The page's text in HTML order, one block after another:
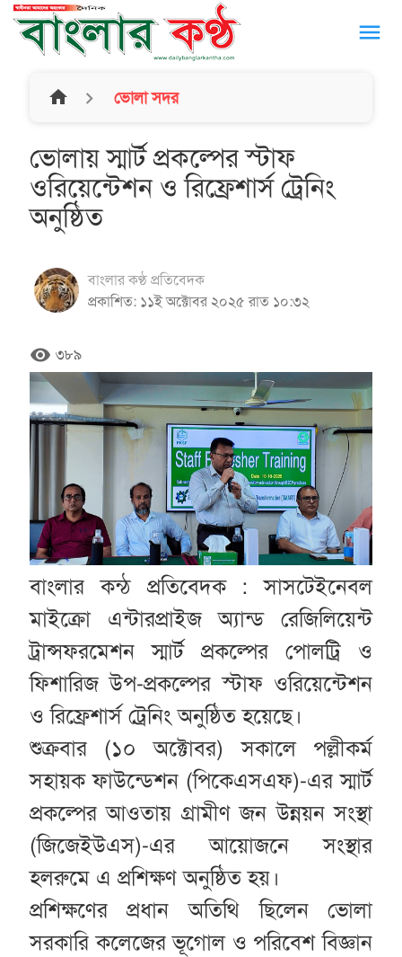
menu
home ভোলা সদর
ভোলায় স্মার্ট প্রকল্পের স্টাফ
ওরিয়েন্টেশন ও রিফ্রেশার্স ট্রেনিং
অনুষ্ঠিত
বাংলার কণ্ঠ প্রতিবেদক
প্রকাশিত: ১১ই অক্টোবর ২০২৫ রাত ১০:৩২
remove_red_eye ৩৮৯
বাংলার কন্ঠ প্রতিবেদক : সাসটেইনেবল
মাইক্রো এন্টারপ্রাইজ অ্যান্ড রেজিলিয়েন্ট
ট্রান্সফরমেশন স্মার্ট প্রকল্পের পোলট্রি ও
ফিশারিজ উপ-প্রকল্পের স্টাফ ওরিয়েন্টেশন
ও রিফ্রেশার্স ট্রেনিং অনুষ্ঠিত হয়েছে।
শুক্রবার (১০ অক্টোবর) সকালে পল্লীকর্ম
সহায়ক ফাউন্ডেশন (পিকেএসএফ)-এর স্মার্ট
প্রকল্পের আওতায় গ্রামীণ জন উন্নয়ন সংস্থা
(জিজেইউএস)-এর আয়োজনে সংস্থার
হলরুমে এ প্রশিক্ষণ অনুষ্ঠিত হয়।
প্রশিক্ষণের প্রধান অতিথি ছিলেন ভোলা
সরকারি কলেজের ভূগোল ও পরিবেশ বিজ্ঞান